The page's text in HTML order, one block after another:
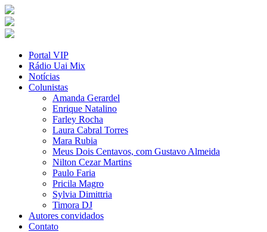
Portal VIP
Rádio Uai Mix
Notícias
Colunistas
Amanda Gerardel
Enrique Natalino
Farley Rocha
Laura Cabral Torres
Mara Rubia
Meus Dois Centavos, com Gustavo Almeida
Nilton Cezar Martins
Paulo Faria
Pricila Magro
Sylvia Dimittria
Timora DJ
Autores convidados
Contato